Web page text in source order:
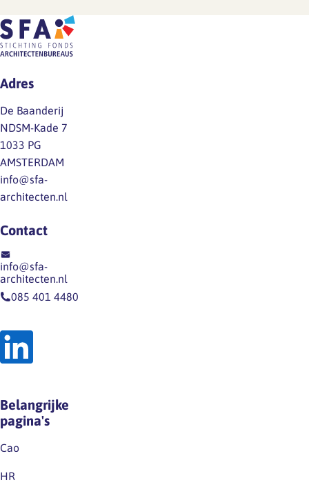
Adres
De Baanderij
NDSM-Kade 7
1033 PG
AMSTERDAM
info@sfa-
architecten.nl
Contact
info@sfa-
architecten.nl
085 401 4480
Belangrijke
pagina's
Cao
HR